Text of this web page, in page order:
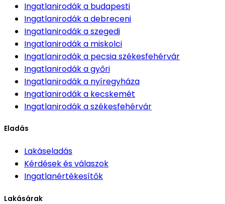
Ingatlanirodáka budapesti
Ingatlanirodáka debreceni
Ingatlanirodáka szegedi
Ingatlanirodáka miskolci
Ingatlanirodáka pecsia székesfehérvár
Ingatlanirodáka győri
Ingatlanirodáka nyíregyháza
Ingatlanirodáka kecskemét
Ingatlanirodáka székesfehérvár
Eladás
Lakáseladás
Kérdések és válaszok
Ingatlanértékesítők
Lakásárak